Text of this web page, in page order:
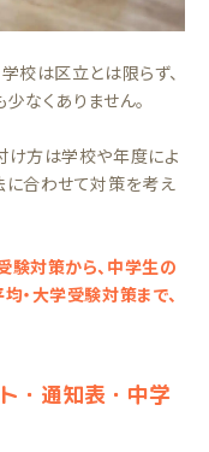
校は区立とは限らず、
なくありません。
け方は学校や年度によ
合わせて対策を考え
験対策から、中学生の
・大学受験対策まで、
・通知表・中学